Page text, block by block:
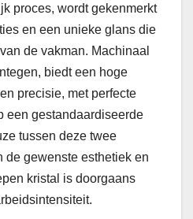
proces, wordt gekenmerkt
en een unieke glans die
de vakman. Machinaal
biedt een hoge
precisie, met perfecte
een gestandaardiseerde
tussen deze twee
de gewenste esthetiek en
kristal is doorgaans